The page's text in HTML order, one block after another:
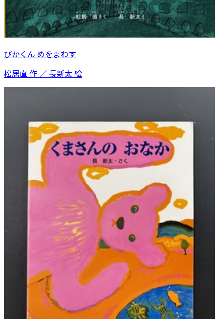
ぴかくん めをまわす
松居直 作 ／ 長新太 絵